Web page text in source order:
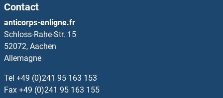
PAF1/PD2 Anticorps
PAFAH1B2 Anticorps
Contact
anticorps-enligne.fr
Schloss-Rahe-Str. 15
52072, Aachen
Allemagne
Tel +49 (0)241 95 163 153
Fax +49 (0)241 95 163 155